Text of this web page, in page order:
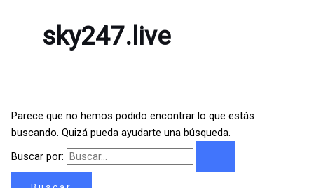
sky247.live
Parece que no hemos podido encontrar lo que estás
buscando. Quizá pueda ayudarte una búsqueda.
Buscar por: